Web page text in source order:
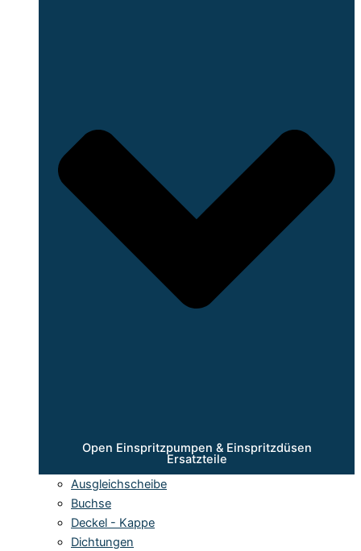
Open Einspritzpumpen & Einspritzdüsen
Ersatzteile
Ausgleichscheibe
Buchse
Deckel - Kappe
Dichtungen